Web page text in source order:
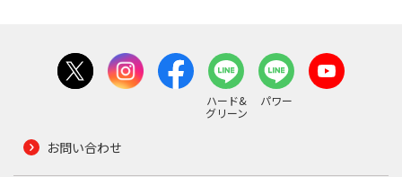
ハード&
グリーン
パワー
お問い合わせ